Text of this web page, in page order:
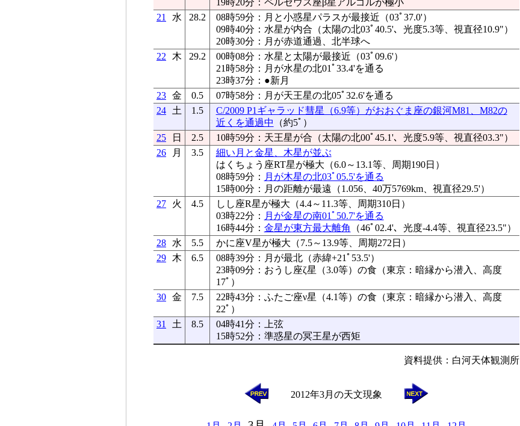
19時20分：ペルセウス座β星アルゴルが極小
21
水 28.2
08時59分：月と小惑星パラスが最接近（03ﾟ37.0'）
09時40分：水星が内合（太陽の北03ﾟ40.5'、光度5.3等、視直径10.9"）
20時30分：月が赤道通過、北半球へ
22
木 29.2
00時08分：水星と太陽が最接近（03ﾟ09.6'）
21時58分：月が水星の北01ﾟ33.4'を通る
23時37分：●新月
23 金 0.5
07時58分：月が天王星の北05ﾟ32.6'を通る
24
土 1.5
C/2009 P1ギャラッド彗星（6.9等）がおおぐま座の銀河M81、M82の
近くを通過中 （約5ﾟ）
25
日 2.5
10時59分：天王星が合（太陽の北00ﾟ45.1'、光度5.9等、視直径03.3"）
26
月 3.5
細い月と金星、木星が並ぶ
はくちょう座RT星が極大（6.0～13.1等、周期190日）
08時59分： 月が木星の北03ﾟ05.5'を通る
15時00分：月の距離が最遠（1.056、40万5769km、視直径29.5'）
27
火 4.5
しし座R星が極大（4.4～11.3等、周期310日）
03時22分： 月が金星の南01ﾟ50.7'を通る
16時44分： 金星が東方最大離角 （46ﾟ02.4'、光度-4.4等、視直径23.5"）
28
水 5.5
かに座V星が極大（7.5～13.9等、周期272日）
29
木 6.5
08時39分：月が最北（赤緯+21ﾟ53.5'）
23時09分：おうし座ζ星（3.0等）の食（東京：暗縁から潜入、高度
17ﾟ）
30 金 7.5
22時43分：ふたご座ν星（4.1等）の食（東京：暗縁から潜入、高度
22ﾟ）
31
土 8.5
04時41分：上弦
15時52分：準惑星の冥王星が西矩
資料提供：白河天体観測所
2012年3月の天文現象